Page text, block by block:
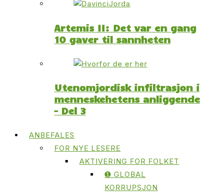
Artemis II: Det var en gang
10 gaver til sannheten
Utenomjordisk infiltrasjon i
menneskehetens anliggende
– Del 3
ANBEFALES
FOR NYE LESERE
AKTIVERING FOR FOLKET
➊ GLOBAL
KORRUPSJON